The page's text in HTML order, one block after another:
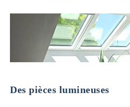
Des pièces lumineuses